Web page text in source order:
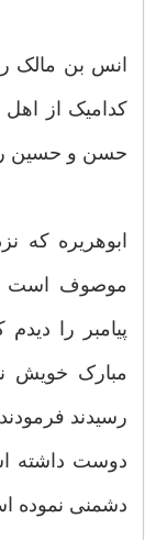
انس بن مالک
کدامیک از
حسن و حسین
ابوهریره که
موصوف است
پیامبر را
مبارک خویش
رسیدند
دوست داشته
دشمنی نموده